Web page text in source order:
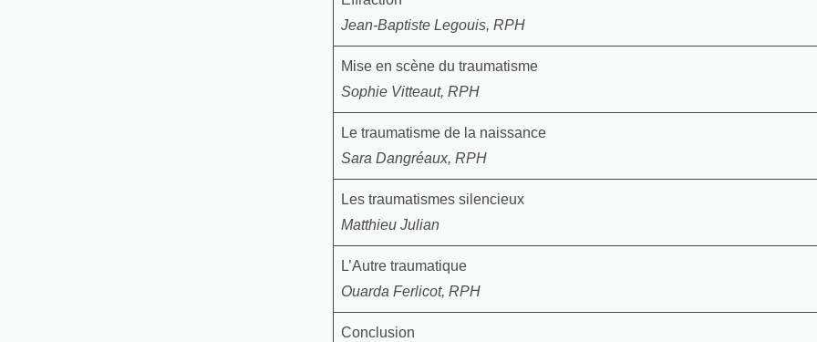
Jean-Baptiste Legouis, RPH
Mise en scène du traumatisme
Sophie Vitteaut, RPH
Le traumatisme de la naissance
Sara Dangréaux, RPH
Les traumatismes silencieux
Matthieu Julian
L’Autre traumatique
Ouarda Ferlicot, RPH
Conclusion